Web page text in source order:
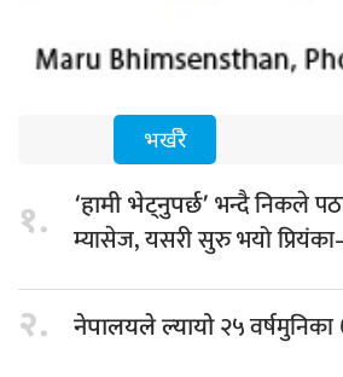
भर्खरै
१. ‘हामी भेट्नुपर्छ’ भन्दै निकले
म्यासेज, यसरी सुरु भयो
२. नेपालयले ल्यायो२५